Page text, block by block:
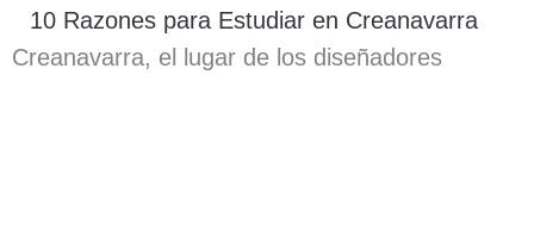
10 Razones para Estudiar en Creanavarra
Creanavarra, el lugar de los diseñadores